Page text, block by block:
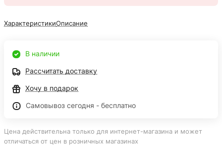
ХарактеристикиОписание
В наличии
Рассчитать доставку
Хочу в подарок
Самовывоз сегодня - бесплатно
Цена действительна только для интернет-магазина и может
отличаться от цен в розничных магазинах